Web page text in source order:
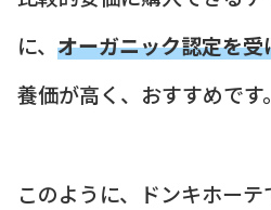
に、 オーガニック認定を
養価が高く、おすすめです。
このように、ドンキホー